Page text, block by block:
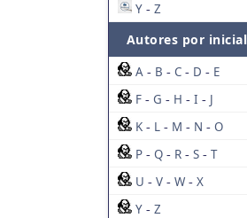
Y - Z
Autores por inicial
A - B - C - D - E
F - G - H - I - J
K - L - M - N - O
P - Q - R - S - T
U - V - W - X
Y - Z